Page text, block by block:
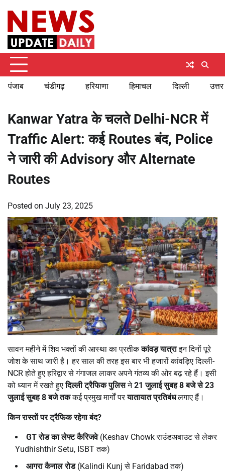
content
पंजाब चंडीगढ़ हरियाणा हिमाचल दिल्ली
Kanwar Yatra के चलते Delhi-NCR में
Traffic Alert: कई Routes बंद, Police
ने जारी की Advisory और Alternate
Routes
Posted on July 23, 2025
सावन महीने में शिव भक्तों की आस्था का प्रतीककांवड़ यात्राइन दिनों पूरे
जोश के साथ जारी है। हर साल की तरह इस बार भी हजारों कांवड़िए दिल्ली-
NCR होते हुए हरिद्वार से गंगाजल लाकर अपने गंतव्य की ओर बढ़ रहे हैं। इसी
को ध्यान में रखते हुएदिल्ली ट्रैफिक पुलिसने21जुलाई सुबह8बजे से23
जुलाई सुबह8बजे तककई प्रमुख मार्गों परयातायात प्रतिबंधलगाए हैं।
किन रास्तों पर ट्रैफिक रहेगा बंद?
GTरोड का लेफ्ट कैरिजवे(Keshav Chowk राउंडअबाउट से लेकर
Yudhishthir Setu, ISBT तक)
आगरा कैनाल रोड(Kalindi Kunj से Faridabad तक)